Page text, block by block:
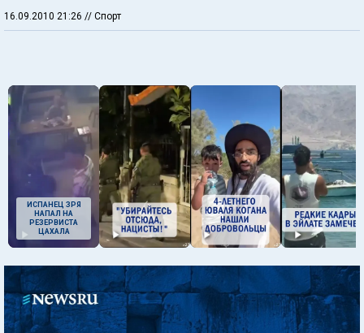
16.09.2010 21:26 // Спорт
ИСПАНЕЦ ЗРЯ
НАПАЛ НА
РЕЗЕРВИСТА
ЦАХАЛА